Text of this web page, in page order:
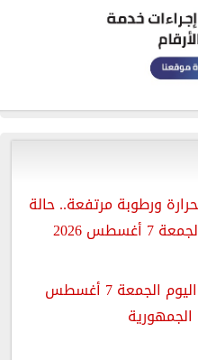
ورطوبة مرتفعة.. حالة
2026
مواقيت الصلاة اليوم الجمعة 7 أغسطس